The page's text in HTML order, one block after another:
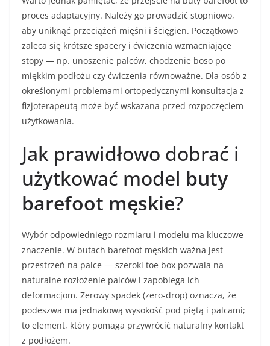
proces adaptacyjny. Należy go prowadzić stopniowo,
aby uniknąć przeciążeń mięśni i ścięgien. Początkowo
zaleca się krótsze spacery i ćwiczenia wzmacniające
stopy — np. unoszenie palców, chodzenie boso po
miękkim podłożu czy ćwiczenia równoważne. Dla osób z
określonymi problemami ortopedycznymi konsultacja z
fizjoterapeutą może być wskazana przed rozpoczęciem
użytkowania.
Jak prawidłowo dobrać i
użytkować model buty
barefoot męskie?
Wybór odpowiedniego rozmiaru i modelu ma kluczowe
znaczenie. W butach barefoot męskich ważna jest
przestrzeń na palce — szeroki toe box pozwala na
naturalne rozłożenie palców i zapobiega ich
deformacjom. Zerowy spadek (zero-drop) oznacza, że
podeszwa ma jednakową wysokość pod piętą i palcami;
to element, który pomaga przywrócić naturalny kontakt
z podłożem.